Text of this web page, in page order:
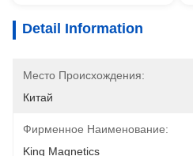
Detail Information
Место Происхождения:
Китай
Фирменное Наименование:
King Magnetics